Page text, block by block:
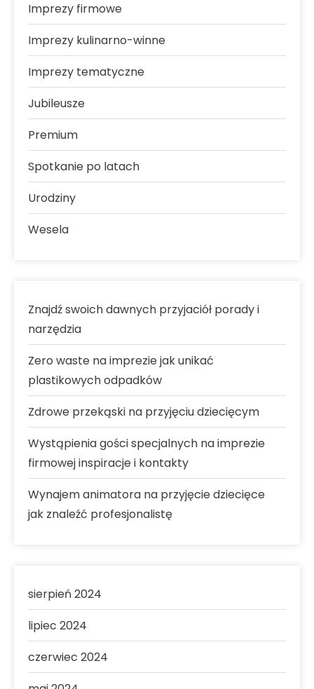
Imprezy firmowe
Imprezy kulinarno-winne
Imprezy tematyczne
Jubileusze
Premium
Spotkanie po latach
Urodziny
Wesela
Znajdź swoich dawnych przyjaciół porady i
narzędzia
Zero waste na imprezie jak unikać
plastikowych odpadków
Zdrowe przekąski na przyjęciu dziecięcym
Wystąpienia gości specjalnych na imprezie
firmowej inspiracje i kontakty
Wynajem animatora na przyjęcie dziecięce
jak znaleźć profesjonalistę
sierpień 2024
lipiec 2024
czerwiec 2024